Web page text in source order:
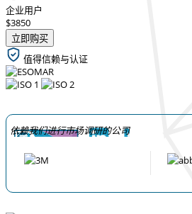
企业用户
$3850
立即购买
值得信赖与认证
依赖我们进行市场调研的公司